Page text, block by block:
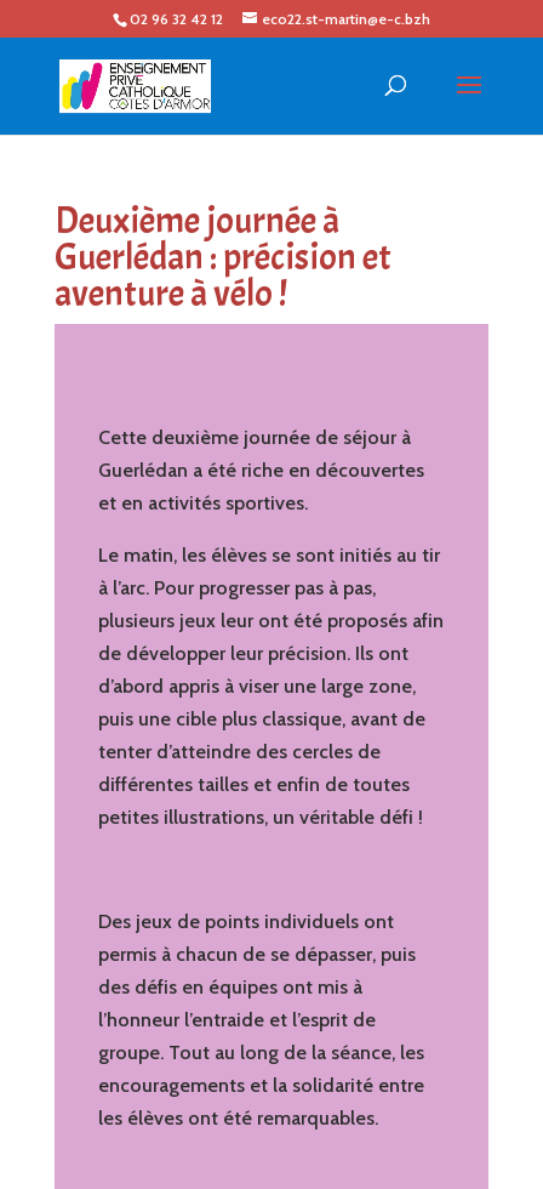
02 96 32 42 12 eco22.st-martin@e-c.bzh
Deuxième journée à
Guerlédan : précision et
aventure à vélo !
Cette deuxième journée de séjour à
Guerlédan a été riche en découvertes
et en activités sportives.
Le matin, les élèves se sont initiés au tir
à l’arc. Pour progresser pas à pas,
plusieurs jeux leur ont été proposés afin
de développer leur précision. Ils ont
d’abord appris à viser une large zone,
puis une cible plus classique, avant de
tenter d’atteindre des cercles de
différentes tailles et enfin de toutes
petites illustrations, un véritable défi !
Des jeux de points individuels ont
permis à chacun de se dépasser, puis
des défis en équipes ont mis à
l’honneur l’entraide et l’esprit de
groupe. Tout au long de la séance, les
encouragements et la solidarité entre
les élèves ont été remarquables.